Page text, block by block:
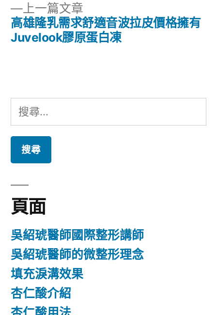
導
覽
上一篇文章
一
篇
高雄隆乳需求舒適音波拉皮價格擁有
Juvelook膠原蛋白凍
搜
尋
鍵
字:
頁面
吳紹琥醫師國際整形講師
吳紹琥醫師的微整形理念
填充淚溝效果
杏仁酸介紹